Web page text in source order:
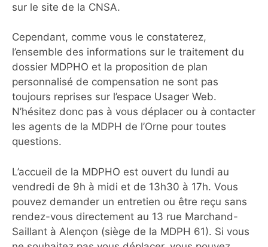
sur le site de la CNSA.
Cependant, comme vous le constaterez,
l’ensemble des informations sur le traitement du
dossier MDPHO et la proposition de plan
personnalisé de compensation ne sont pas
toujours reprises sur l’espace Usager Web.
N’hésitez donc pas à vous déplacer ou à contacter
les agents de la MDPH de l’Orne pour toutes
questions.
L’accueil de la MDPHO est ouvert du lundi au
vendredi de 9h à midi et de 13h30 à 17h. Vous
pouvez demander un entretien ou être reçu sans
rendez-vous directement au 13 rue Marchand-
Saillant à Alençon (siège de la MDPH 61). Si vous